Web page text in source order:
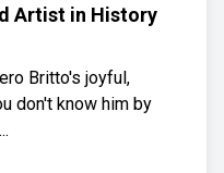
Artist in History
Britto's joyful,
don't know him by